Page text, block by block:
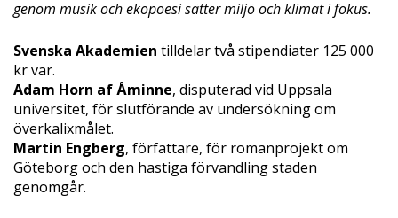
genom musik och ekopoesi sätter miljö och klimat i fokus.
Svenska Akademien tilldelar två stipendiater 125 000
kr var.
Adam Horn af Åminne, disputerad vid Uppsala
universitet, för slutförande av undersökning om
överkalixmålet.
Martin Engberg, författare, för romanprojekt om
Göteborg och den hastiga förvandling staden
genomgår.